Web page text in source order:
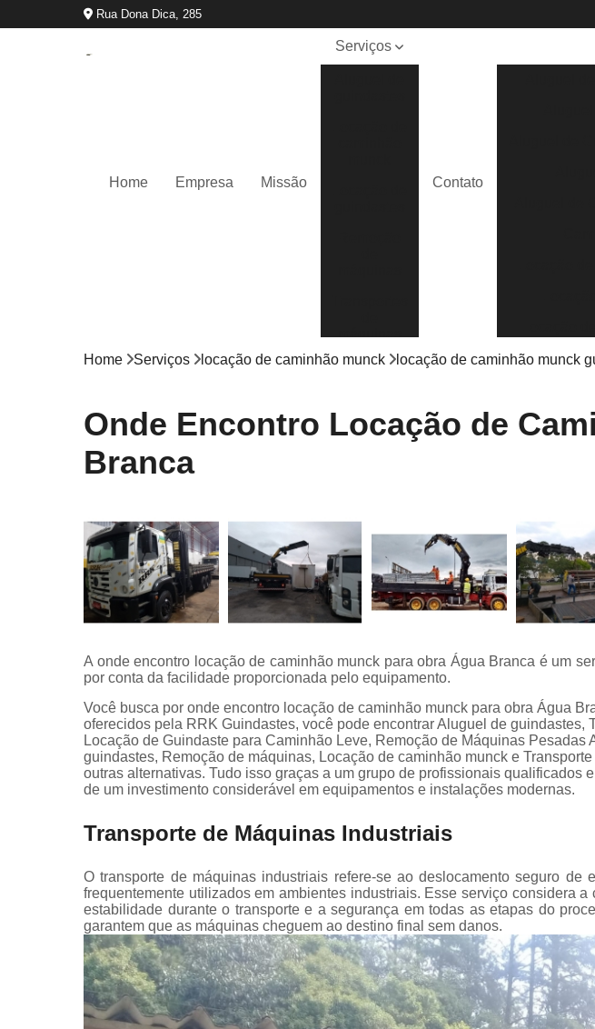
Rua Dona Dica, 285
Home Empresa Missão
Serviços
máquinas
Contato
Locação
Home Serviços locação de caminhão munck locação de caminhão munck
Onde Encontro Locação de
Branca
A onde encontro locação de caminhão munck para obra Água Branca é um
por conta da facilidade proporcionada pelo equipamento.
Você busca por onde encontro locação de caminhão munck para obra Água
oferecidos pela RRK Guindastes, você pode encontrar Aluguel de guindastes,
Locação de Guindaste para Caminhão Leve, Remoção de Máquinas Pesadas
guindastes, Remoção de máquinas, Locação de caminhão munck e
outras alternativas. Tudo isso graças a um grupo de profissionais qualificados
de um investimento considerável em equipamentos e instalações modernas.
Transporte de Máquinas Industriais
O transporte de máquinas industriais refere-se ao deslocamento seguro de
frequentemente utilizados em ambientes industriais. Esse serviço considera
estabilidade durante o transporte e a segurança em todas as etapas do
garantem que as máquinas cheguem ao destino final sem danos.